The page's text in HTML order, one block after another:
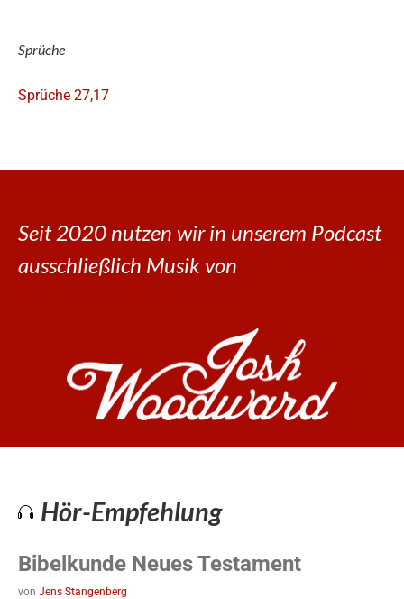
Sprüche
Sprüche 27,17
Seit 2020 nutzen wir in unserem Podcast
ausschließlich Musik von
Hör-Empfehlung
Bibelkunde Neues Testament
von Jens Stangenberg